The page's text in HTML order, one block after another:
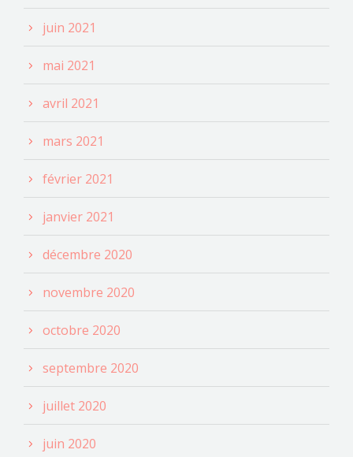
juin 2021
mai 2021
avril 2021
mars 2021
février 2021
janvier 2021
décembre 2020
novembre 2020
octobre 2020
septembre 2020
juillet 2020
juin 2020